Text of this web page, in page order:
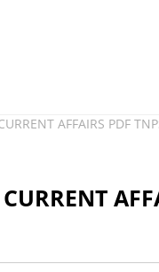
AFFAIRS PDF